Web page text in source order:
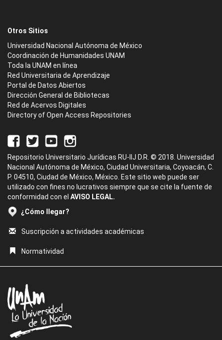
Otros Sitios
Universidad Nacional Autónoma de México
Coordinación de Humanidades UNAM
Toda la UNAM en línea
Red Universitaria de Aprendizaje
Portal de Datos Abiertos
Dirección General de Bibliotecas
Red de Acervos Digitales
Directory of Open Access Repositories
Repositorio Universitario Jurídicas RU-IIJ D.R. © 2018. Universidad
Nacional Autónoma de México, Ciudad Universitaria, Coyoacán, C.
P. 04510, Ciudad de México, México. Este sitio web puede ser
utilizado con fines no lucrativos siempre que se cite la fuente de
conformidad con el AVISO LEGAL.
¿Cómo llegar?
Suscripción a actividades académicas
Normatividad